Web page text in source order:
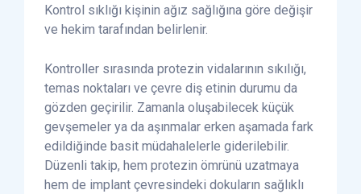
Kontrol sıklığı kişinin ağız sağlığına göre değişir
ve hekim tarafından belirlenir.
Kontroller sırasında protezin vidalarının sıkılığı,
temas noktaları ve çevre diş etinin durumu da
gözden geçirilir. Zamanla oluşabilecek küçük
gevşemeler ya da aşınmalar erken aşamada fark
edildiğinde basit müdahalelerle giderilebilir.
Düzenli takip, hem protezin ömrünü uzatmaya
hem de implant çevresindeki dokuların sağlıklı